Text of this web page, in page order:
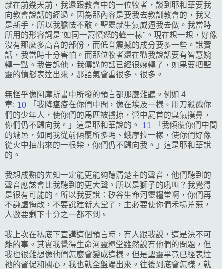
就在前幾天前，我還跟教會中的一位牧者，談到耶和華要我
向教會說話的經過。因為那內容是要我去教訓教會的，我又
是新手，所以我膽怯不敢。聖靈就生氣威逼我去做。我當時
所用的形容詞是"如同一窩憤怒的蜂一樣"。現在想一想，好像
沒有那麼多高音的部份，而低音震撼的成分要多一些。說實
話，我當時十分害怕。而那位牧者還在勸我說話要有智慧婉
轉一點。 我告訴他，我傳講的話已經很婉轉了，如果要把聖
靈的憤怒表達出來，那語氣會重很多、很多。
無怪乎像阿摩斯書中所發的預言都那麼難聽。例如 4
章: 10 「我降瘟疫在你們中間，像在埃及一樣。用刀殺戮你
們的少年人，使你們的馬匹被擄掠，營中屍首的臭氣撲鼻，
你們仍不歸向我。」這是耶和華說的。
11
「我傾覆你們中間
的城邑，如同我從前傾覆所多瑪 、 蛾摩拉一樣，使你們好像
從火中抽出來的一根柴，你們仍不歸向我。」這是耶和華說
的。
我想成熟的先知一定能更能夠聽清楚主的聲音，他們聽到的
聲音應該會比我聽到的更大聲。所以是獅子的吼叫？我覺得
是很有可能的。所以我要說：矽谷生命河靈糧堂啊，你們再
不謙虛悔改，不要說建新大堂了，主必要使你們禾場荒蕪，
人數要剩下十分之一都不到。
我上次在私底下宣講這個預言時，有人跟我說，這是決不可
能的事。其實我覺得生命河靈糧堂雖然說有他們的問題，但
我也很難想像他們怎麼會變成這樣。但是聖靈畢竟已經表達
祂的督促和關心，我也就全盤端出來。往後到底會怎樣，就